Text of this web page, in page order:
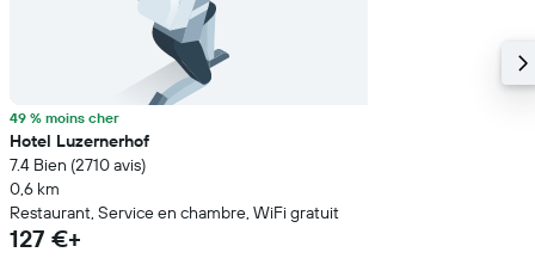
49 % moins cher
Hotel Luzernerhof
7.4 Bien (2 710 avis)
0,6 km
Restaurant, Service en chambre, WiFi gratuit
127 €+